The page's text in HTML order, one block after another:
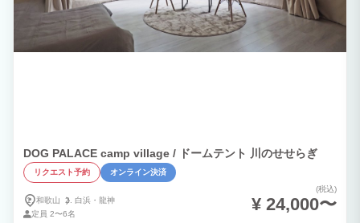
DOG PALACE camp village / ドームテント 川のせせらぎ
リクエスト予約 オンライン決済
和歌山 白浜・ 龍神
定員 2〜6名
(税込)
¥ 24,000〜